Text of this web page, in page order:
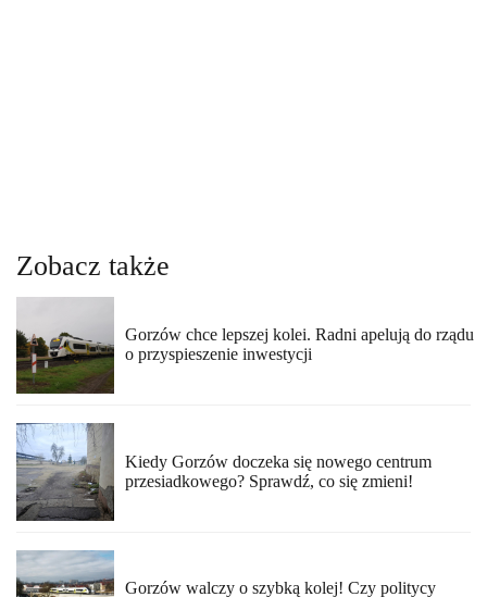
Zobacz także
Gorzów chce lepszej kolei. Radni apelują do rządu
o przyspieszenie inwestycji
Kiedy Gorzów doczeka się nowego centrum
przesiadkowego? Sprawdź, co się zmieni!
Gorzów walczy o szybką kolej! Czy politycy